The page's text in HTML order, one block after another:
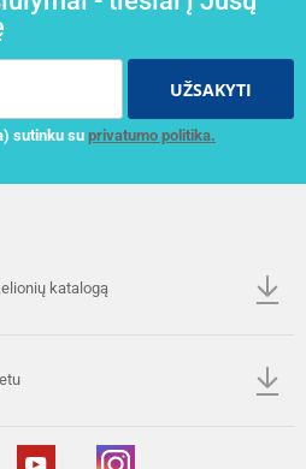
UŽSAKYTI
sutinku su privatumo politika.
katalogą